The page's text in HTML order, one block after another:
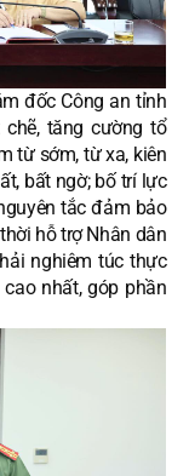
đốc Công an tỉnh
tăng cường tổ
từ sớm, từ xa, kiên
bất ngờ; bố trí lực
tắc đảm bảo
hỗ trợ Nhân dân
nghiêm túc thực
nhất, góp phần